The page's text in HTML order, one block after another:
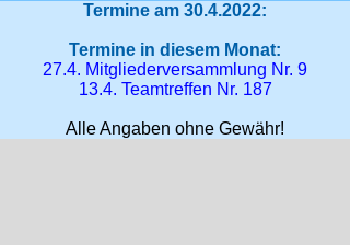
Termine am 30.4.2022:
Termine in diesem Monat:
27.4. Mitgliederversammlung Nr. 9
13.4. Teamtreffen Nr. 187
Alle Angaben ohne Gewähr!